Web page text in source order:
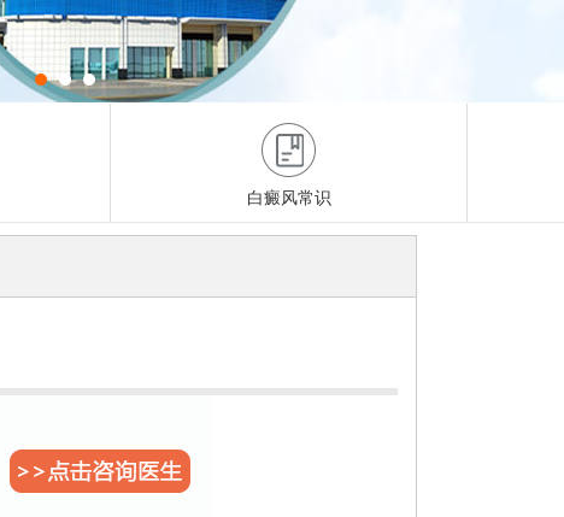
白癜风常识